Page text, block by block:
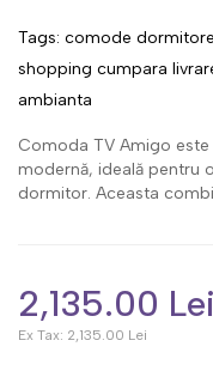
Tags: comode dormitore
shopping cumpara
ambianta
Comoda TV Amigo
modernă, ideală pentru
dormitor. Aceasta
2,135.00 Lei
Ex Tax: 2,135.00 Lei